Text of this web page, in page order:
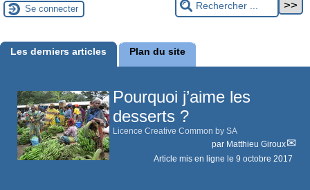
Se connecter
Les derniers articles Plan du site
Pourquoi j’aime les
desserts ?
Licence Creative Common by SA
par Matthieu Giroux
Article mis en ligne le 9 octobre 2017